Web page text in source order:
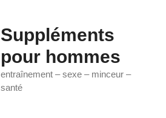
Suppléments
pour hommes
entraînement – sexe – minceur –
santé